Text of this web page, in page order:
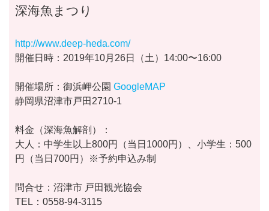
深海魚まつり
http://www.deep-heda.com/
開催日時：2019年10月26日（土）14:00〜16:00
開催場所：御浜岬公園 GoogleMAP
静岡県沼津市戸田2710-1
料金（深海魚解剖）：
大人：中学生以上800円（当日1000円）、小学生：500
円（当日700円）※予約申込み制
問合せ：沼津市 戸田観光協会
TEL：0558-94-3115